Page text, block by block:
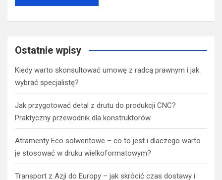
Ostatnie wpisy
Kiedy warto skonsultować umowę z radcą prawnym i jak
wybrać specjalistę?
Jak przygotować detal z drutu do produkcji CNC?
Praktyczny przewodnik dla konstruktorów
Atramenty Eco solwentowe – co to jest i dlaczego warto
je stosować w druku wielkoformatowym?
Transport z Azji do Europy – jak skrócić czas dostawy i